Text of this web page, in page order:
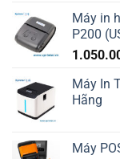
Máy in
P200
Máy In
Hãng
Máy